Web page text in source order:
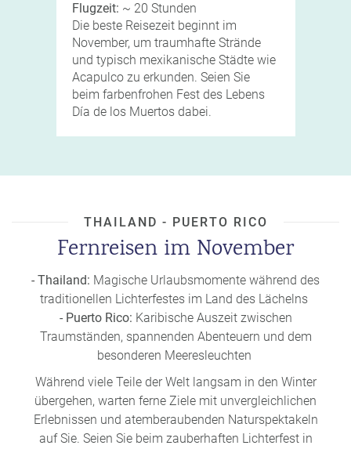
Flugzeit: ~ 20 Stunden
Die beste Reisezeit beginnt im
November, um traumhafte Strände
und typisch mexikanische Städte wie
Acapulco zu erkunden. Seien Sie
beim farbenfrohen Fest des Lebens
Día de los Muertos dabei.
THAILAND - PUERTO RICO
Fernreisen im November
- Thailand: Magische Urlaubsmomente während des
traditionellen Lichterfestes im Land des Lächelns
- Puerto Rico: Karibische Auszeit zwischen
Traumständen, spannenden Abenteuern und dem
besonderen Meeresleuchten
Während viele Teile der Welt langsam in den Winter
übergehen, warten ferne Ziele mit unvergleichlichen
Erlebnissen und atemberaubenden Naturspektakeln
auf Sie. Seien Sie beim zauberhaften Lichterfest in